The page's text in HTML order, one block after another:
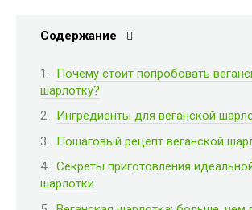
Содержание
Почему стоит попробовать
шарлотку?
Ингредиенты для веганской
Пошаговый рецепт веганской
Секреты приготовления
шарлотки